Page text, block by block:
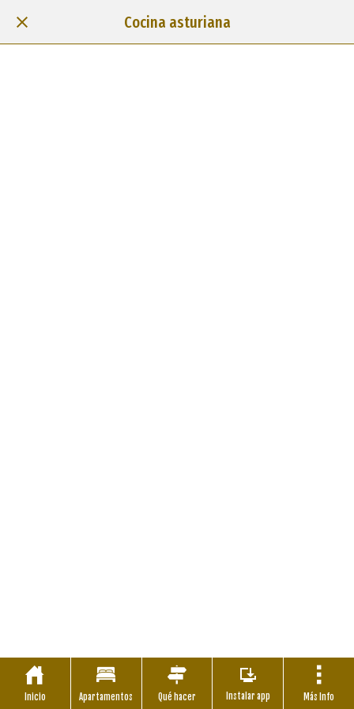
Cocina asturiana
Inicio Apartamentos Qué hacer Instalar app Más Info